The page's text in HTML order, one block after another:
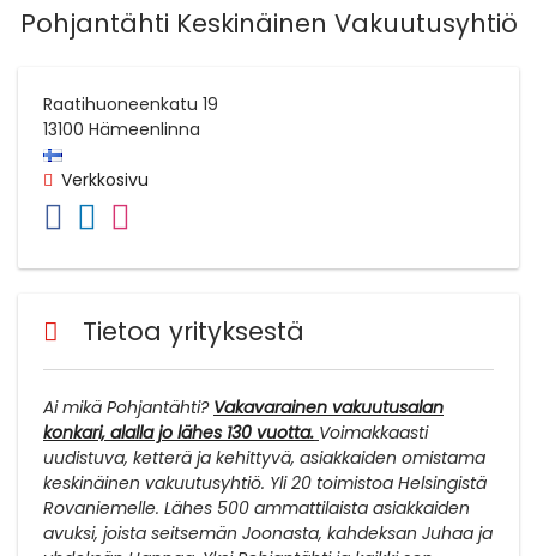
Pohjantähti Keskinäinen Vakuutusyhtiö
Raatihuoneenkatu 19
13100 Hämeenlinna
Verkkosivu
Tietoa yrityksestä
Ai mikä Pohjantähti? Vakavarainen vakuutusalan
konkari, alalla jo lähes 130 vuotta. Voimakkaasti
uudistuva, ketterä ja kehittyvä, asiakkaiden omistama
keskinäinen vakuutusyhtiö. Yli 20 toimistoa Helsingistä
Rovaniemelle. Lähes 500 ammattilaista asiakkaiden
avuksi, joista seitsemän Joonasta, kahdeksan Juhaa ja